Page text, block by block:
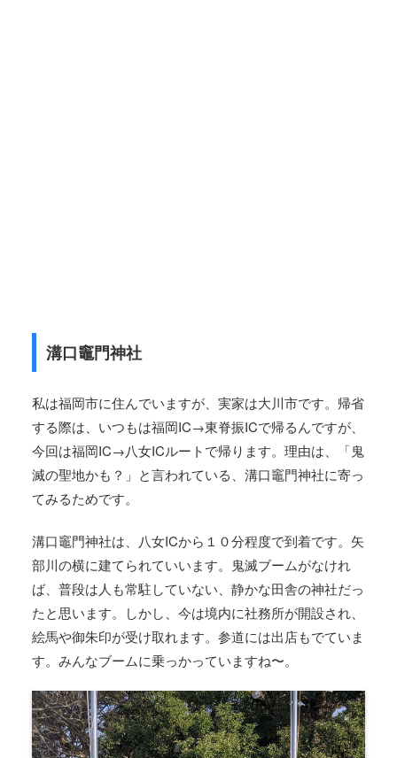
溝口竈門神社
私は福岡市に住んでいますが、実家は大川市です。帰省
する際は、いつもは福岡IC→東脊振ICで帰るんですが、
今回は福岡IC→八女ICルートで帰ります。理由は、「鬼
滅の聖地かも？」と言われている、溝口竈門神社に寄っ
てみるためです。
溝口竈門神社は、八女ICから１０分程度で到着です。矢
部川の横に建てられていいます。鬼滅ブームがなけれ
ば、普段は人も常駐していない、静かな田舎の神社だっ
たと思います。しかし、今は境内に社務所が開設され、
絵馬や御朱印が受け取れます。参道には出店もでていま
す。みんなブームに乗っかっていますね〜。